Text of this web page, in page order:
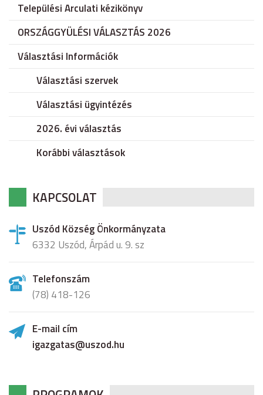
Települési Arculati kézikönyv
ORSZÁGGYÜLÉSI VÁLASZTÁS 2026
Választási Információk
Választási szervek
Választási ügyintézés
2026. évi választás
Korábbi választások
KAPCSOLAT
Uszód Község Önkormányzata
6332 Uszód, Árpád u. 9. sz
Telefonszám
(78) 418-126
E-mail cím
igazgatas@uszod.hu